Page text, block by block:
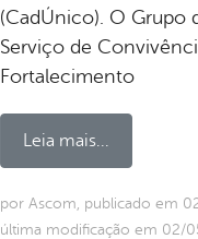
(CadÚnico). O Grupo
Serviço de
Fortalecimento
Leia mais...
por Ascom, publicado em
última modificação em 02/